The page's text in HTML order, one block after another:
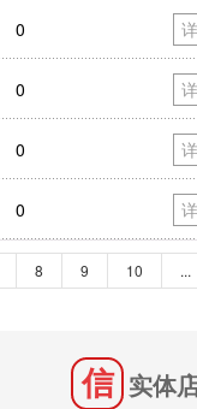
0
0
0
0
8 9 10 ...
实体